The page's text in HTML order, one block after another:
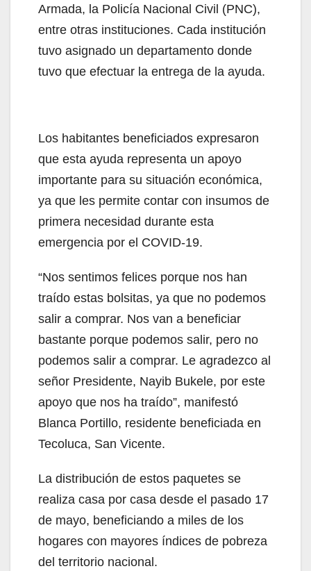
Armada, la Policía Nacional Civil (PNC),
entre otras instituciones. Cada institución
tuvo asignado un departamento donde
tuvo que efectuar la entrega de la ayuda.
Los habitantes beneficiados expresaron
que esta ayuda representa un apoyo
importante para su situación económica,
ya que les permite contar con insumos de
primera necesidad durante esta
emergencia por el COVID-19.
“Nos sentimos felices porque nos han
traído estas bolsitas, ya que no podemos
salir a comprar. Nos van a beneficiar
bastante porque podemos salir, pero no
podemos salir a comprar. Le agradezco al
señor Presidente, Nayib Bukele, por este
apoyo que nos ha traído”, manifestó
Blanca Portillo, residente beneficiada en
Tecoluca, San Vicente.
La distribución de estos paquetes se
realiza casa por casa desde el pasado 17
de mayo, beneficiando a miles de los
hogares con mayores índices de pobreza
del territorio nacional.